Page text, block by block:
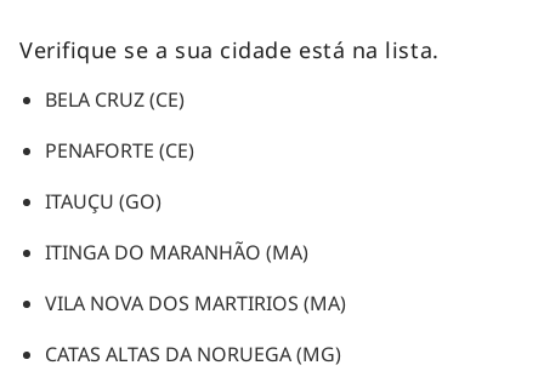
Verifique se a sua cidade está na lista.
BELA CRUZ (CE)
PENAFORTE (CE)
ITAUÇU (GO)
ITINGA DO MARANHÃO (MA)
VILA NOVA DOS MARTIRIOS (MA)
CATAS ALTAS DA NORUEGA (MG)